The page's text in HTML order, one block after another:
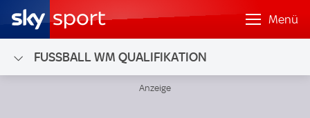
Menü
FUSSBALL WM QUALIFIKATION